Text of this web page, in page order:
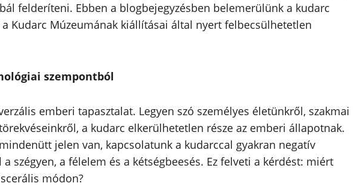
felderíteni. Ebben a blogbejegyzésben belemerülünk a kudarc
Kudarc Múzeumának kiállításai által nyert felbecsülhetetlen
szempontból
emberi tapasztalat. Legyen szó személyes életünkről, szakmai
a kudarc elkerülhetetlen része az emberi állapotnak.
jelen van, kapcsolatunk a kudarccal gyakran negatív
szégyen, a félelem és a kétségbeesés. Ez felveti a kérdést: miért
módon?